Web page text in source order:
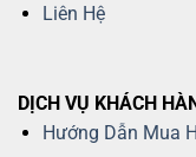
Liên Hệ
DỊCH VỤ KHÁCH
Hướng Dẫn Mua